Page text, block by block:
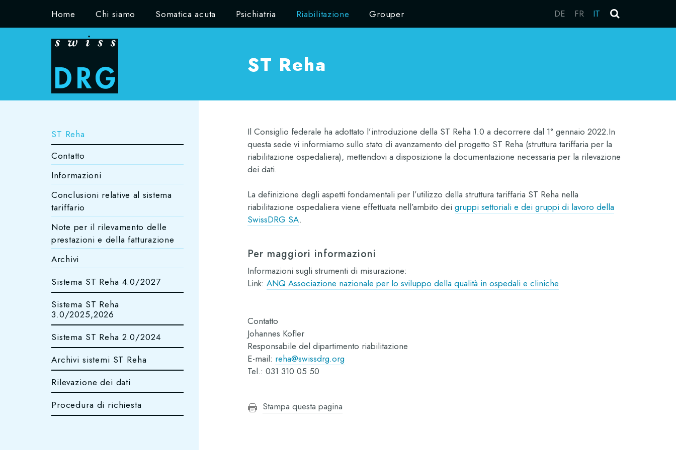
Home Chi siamo Somatica acuta Psichiatria Riabilitazione Grouper DE FR IT
ST Reha
ST Reha
Contatto
Informazioni
Conclusioni relative al sistema
tariffario
Note per il rilevamento delle
prestazioni e della fatturazione
Archivi
Sistema ST Reha 4.0/2027
Sistema ST Reha
3.0/2025,2026
Sistema ST Reha 2.0/2024
Archivi sistemi ST Reha
Rilevazione dei dati
Procedura di richiesta
Il Consiglio federale ha adottato l’introduzione della ST Reha 1.0 a decorrere dal 1° gennaio 2022.In
questa sede vi informiamo sullo stato di avanzamento del progetto ST Reha (struttura tariffaria per la
riabilitazione ospedaliera), mettendovi a disposizione la documentazione necessaria per la rilevazione
dei dati.
La definizione degli aspetti fondamentali per l’utilizzo della struttura tariffaria ST Reha nella
riabilitazione ospedaliera viene effettuata nell’ambito dei gruppi settoriali e dei gruppi di lavoro della
SwissDRG SA.
Per maggiori informazioni
Informazioni sugli strumenti di misurazione:
Link: ANQ Associazione nazionale per lo sviluppo della qualità in ospedali e cliniche
Contatto
Johannes Kofler
Responsabile del dipartimento riabilitazione
E-mail: reha@swissdrg.org
Tel.: 031 310 05 50
Stampa questa pagina